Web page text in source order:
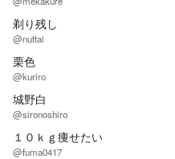
剃り残し
@nuttai
栗色
@kuriro
城野白
@sironoshiro
１０ｋｇ痩せたい
@fuma0417